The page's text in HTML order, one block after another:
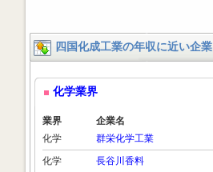
四国化成工業の年収に近い企業
化学業界
業界 企業名
化学
群栄化学工業
化学
長谷川香料